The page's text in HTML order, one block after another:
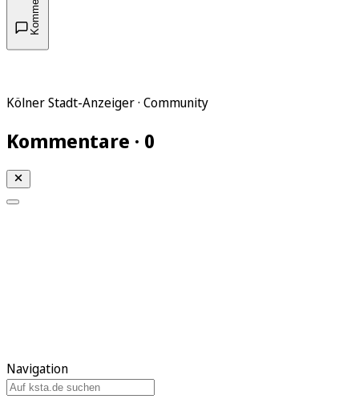
Kölner Stadt-Anzeiger · Community
Kommentare · 0
Navigation